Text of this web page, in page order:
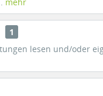
1
lesen und/oder